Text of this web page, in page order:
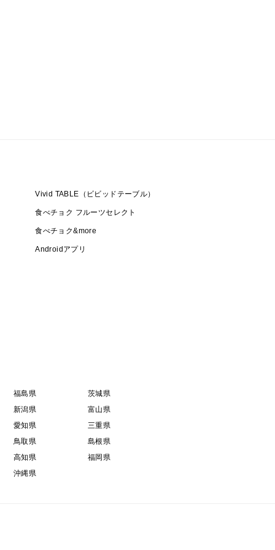
Vivid TABLE（ビビッドテーブル）
食べチョク フルーツセレクト
食べチョク&more
Androidアプリ
福島県
茨城県
新潟県
富山県
愛知県
三重県
鳥取県
島根県
高知県
福岡県
沖縄県